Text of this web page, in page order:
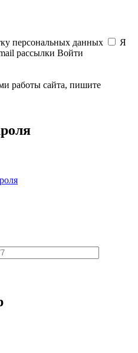
персональных данных
Я
рассылки Войти
работы сайта, пишите